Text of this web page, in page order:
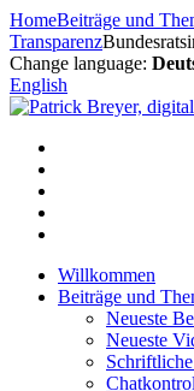
Zum
Inhalt
springen
HomeBeiträge und
Transparenz
Change language:
English
Willkommen
Beiträge und
Neueste
Neueste